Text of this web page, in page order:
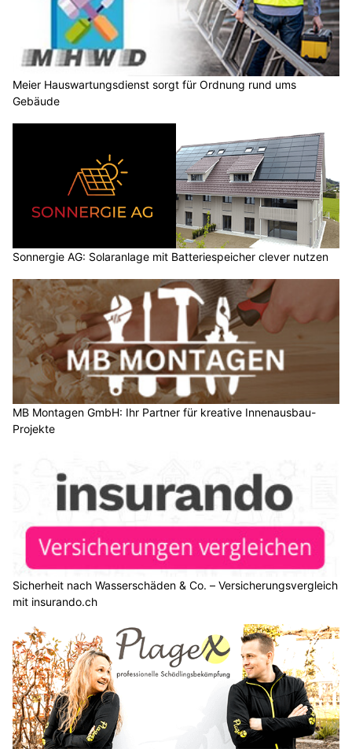
Meier Hauswartungsdienst sorgt für Ordnung rund ums
Gebäude
Sonnergie AG: Solaranlage mit Batteriespeicher clever nutzen
MB Montagen GmbH: Ihr Partner für kreative Innenausbau-
Projekte
Sicherheit nach Wasserschäden & Co. – Versicherungsvergleich
mit insurando.ch